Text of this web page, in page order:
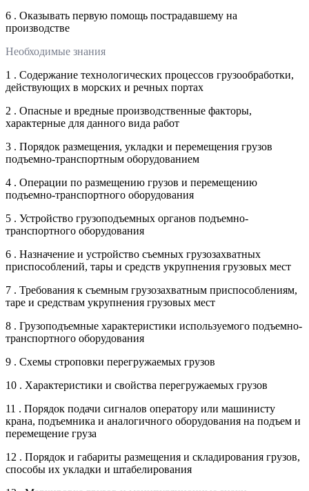
6 . Оказывать первую помощь пострадавшему на
производстве
Необходимые знания
1 . Содержание технологических процессов грузообработки,
действующих в морских и речных портах
2 . Опасные и вредные производственные факторы,
характерные для данного вида работ
3 . Порядок размещения, укладки и перемещения грузов
подъемно-транспортным оборудованием
4 . Операции по размещению грузов и перемещению
подъемно-транспортного оборудования
5 . Устройство грузоподъемных органов подъемно-
транспортного оборудования
6 . Назначение и устройство съемных грузозахватных
приспособлений, тары и средств укрупнения грузовых мест
7 . Требования к съемным грузозахватным приспособлениям,
таре и средствам укрупнения грузовых мест
8 . Грузоподъемные характеристики используемого подъемно-
транспортного оборудования
9 . Схемы строповки перегружаемых грузов
10 . Характеристики и свойства перегружаемых грузов
11 . Порядок подачи сигналов оператору или машинисту
крана, подъемника и аналогичного оборудования на подъем и
перемещение груза
12 . Порядок и габариты размещения и складирования грузов,
способы их укладки и штабелирования